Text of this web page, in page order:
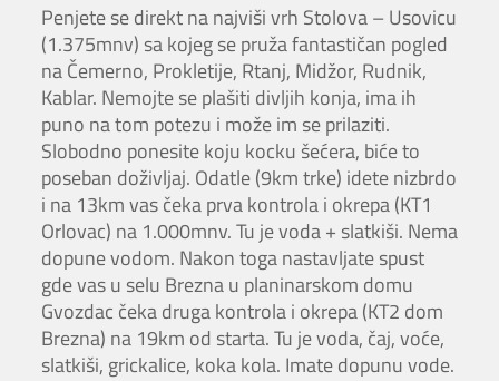
Penjete se direkt na najviši vrh Stolova – Usovicu
(1.375mnv) sa kojeg se pruža fantastičan pogled
na Čemerno, Prokletije, Rtanj, Midžor, Rudnik,
Kablar. Nemojte se plašiti divljih konja, ima ih
puno na tom potezu i može im se prilaziti.
Slobodno ponesite koju kocku šećera, biće to
poseban doživljaj. Odatle (9km trke) idete nizbrdo
i na 13km vas čeka prva kontrola i okrepa (KT1
Orlovac) na 1.000mnv. Tu je voda + slatkiši. Nema
dopune vodom. Nakon toga nastavljate spust
gde vas u selu Brezna u planinarskom domu
Gvozdac čeka druga kontrola i okrepa (KT2 dom
Brezna) na 19km od starta. Tu je voda, čaj, voće,
slatkiši, grickalice, koka kola. Imate dopunu vode.